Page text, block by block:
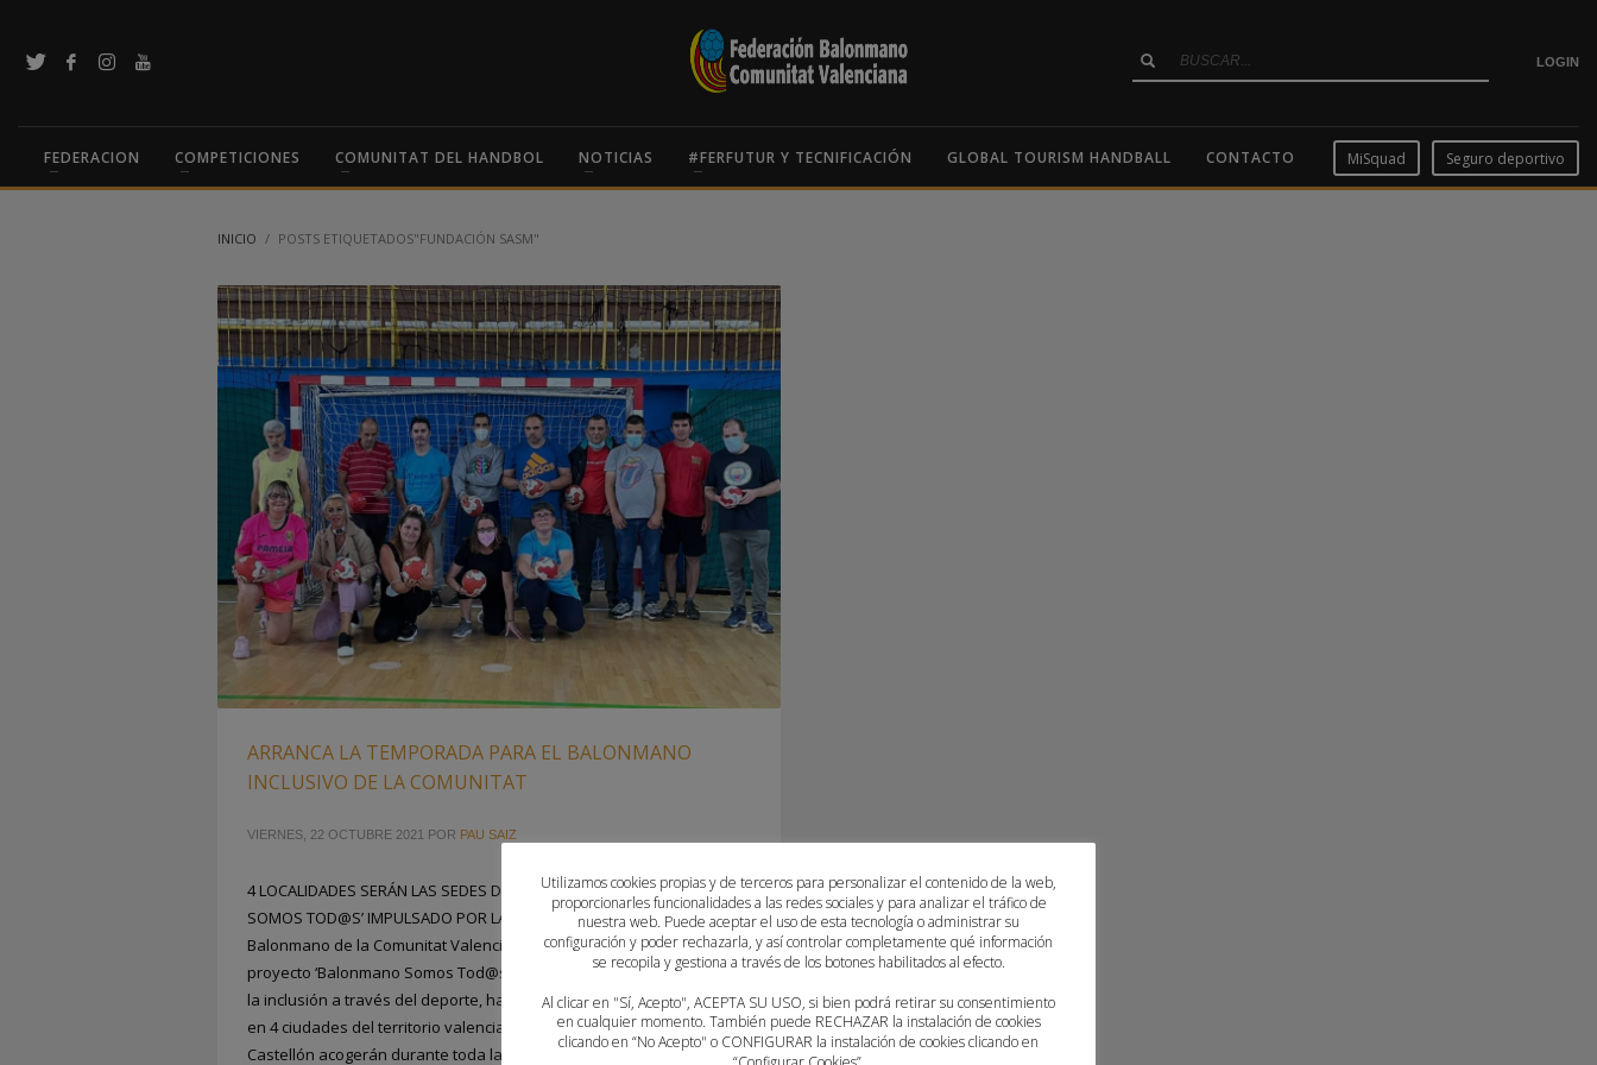
LOGIN
FEDERACION COMPETICIONES COMUNITAT DEL HANDBOL NOTICIAS #FERFUTUR Y TECNIFICACIÓN GLOBAL TOURISM HANDBALL CONTACTO MiSquad Seguro deportivo
INICIO POSTS ETIQUETADOS"FUNDACIÓN SASM"
ARRANCA LA TEMPORADA PARA EL BALONMANO
INCLUSIVO DE LA COMUNITAT
VIERNES, 22 OCTUBRE 2021 POR PAU SAIZ
4 LOCALIDADES SERÁN LAS SEDES DEL PROGRAMA ‘BALONMANO
SOMOS TOD@S’ IMPULSADO POR LA FBMCV La Federación de
Balonmano de la Comunitat Valenciana, dentro de su
proyecto ‘Balonmano Somos Tod@s’para conseguir la igualdad y
la inclusión a través del deporte, ha comenzado los entrenamientos
en 4 ciudades del territorio valenciano. Mislata, Ontinyent, Sueca,y
Castellón acogerán durante toda la temporada
Utilizamos cookies propias y de terceros para personalizar el contenido de la web,
proporcionarles funcionalidades a las redes sociales y para analizar el tráfico de
nuestra web. Puede aceptar el uso de esta tecnología o administrar su
configuración y poder rechazarla, y así controlar completamente qué información
se recopila y gestiona a través de los botones habilitados al efecto.
Al clicar en "Sí, Acepto", ACEPTA SU USO, si bien podrá retirar su consentimiento
en cualquier momento. También puede RECHAZAR la instalación de cookies
clicando en “No Acepto" o CONFIGURAR la instalación de cookies clicando en